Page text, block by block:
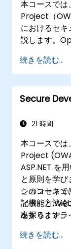
本コースで
Project（
におけるセ
説します。
に向けた記事
び技術情報
ュニティです
続きを読む...
Secure
21 時間
本コースで
Project
ASP.NET を
と原則を学び
ションセキ
記事、方法
出するオンラ
このコース
ィ機能と
を探ります。
続きを読む...